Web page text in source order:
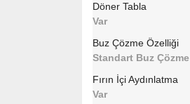
Döner Tabla
Var
Buz Çözme Özelliği
Standart Buz Çözme
Fırın İçi Aydınlatma
Var